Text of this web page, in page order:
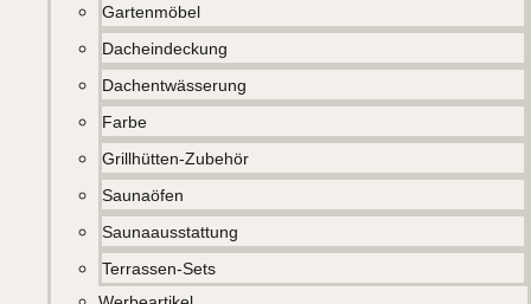
Gartenmöbel
Dacheindeckung
Dachentwässerung
Farbe
Grillhütten-Zubehör
Saunaöfen
Saunaausstattung
Terrassen-Sets